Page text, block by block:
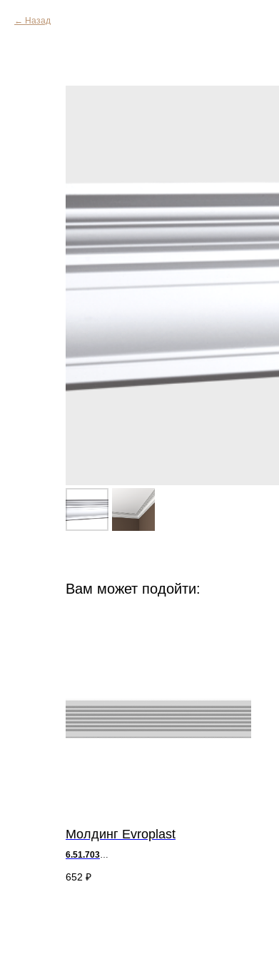
Назад
Вам может подойти:
Молдинг Evroplast
6.51.703
652 ₽